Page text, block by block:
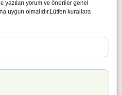
yazılan yorum ve öneriler genel
uygun olmalıdır.Lütfen kurallara